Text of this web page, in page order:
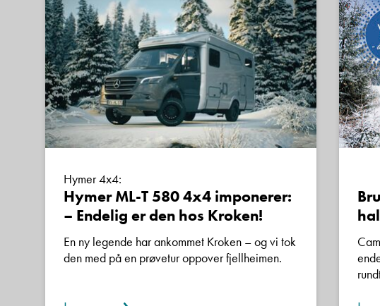
Hymer 4x4:
Hymer ML-T 580 4x4 imponerer:
– Endelig er den hos Kroken!
En ny legende har ankommet Kroken – og vi tok
den med på en prøvetur oppover fjellheimen.